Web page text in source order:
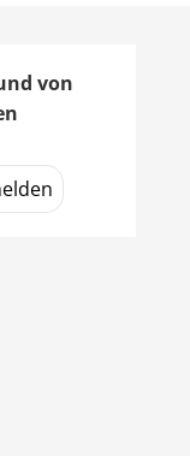
von